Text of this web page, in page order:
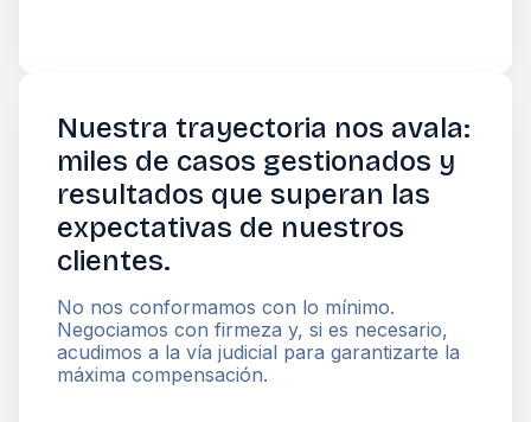
Nuestra trayectoria nos avala:
miles de casos gestionados y
resultados que superan las
expectativas de nuestros
clientes.
No nos conformamos con lo mínimo.
Negociamos con firmeza y, si es necesario,
acudimos a la vía judicial para garantizarte la
máxima compensación.